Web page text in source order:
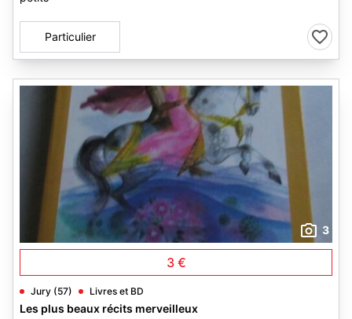
Particulier
3
3 €
Jury (57) Livres et BD
Les plus beaux récits merveilleux